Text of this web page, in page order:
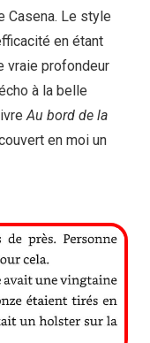
Casena. Le style
en étant
vraie profondeur
à la belle
Au bord de la
en moi un